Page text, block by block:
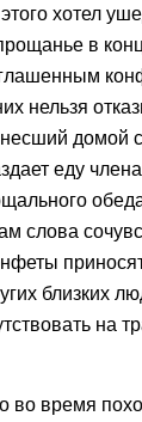
хотел
в
нельзя
домой
еду
слова
близких
на
во время